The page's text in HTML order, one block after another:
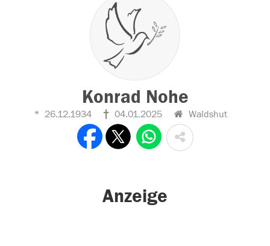
Konrad Nohe
26.12.1934 04.01.2025 Waldshut
Anzeige